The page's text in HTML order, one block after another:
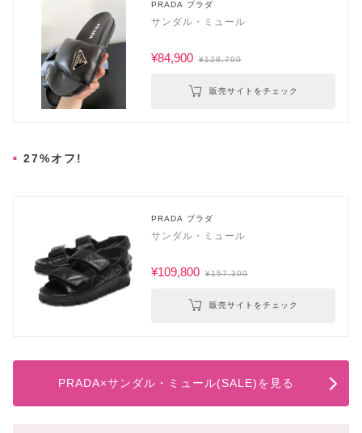
PRADA プラダ
サンダル・ミュール
¥84,900 ¥128,700
販売サイトをチェック
27%オフ!
PRADA プラダ
サンダル・ミュール
¥109,800 ¥157,300
販売サイトをチェック
PRADA×サンダル・ミュール(SALE)を見る